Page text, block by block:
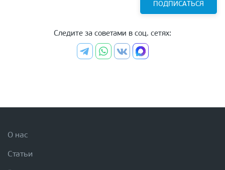
ПОДПИСАТЬСЯ
Следите за советами в соц. сетях:
О нас
Статьи